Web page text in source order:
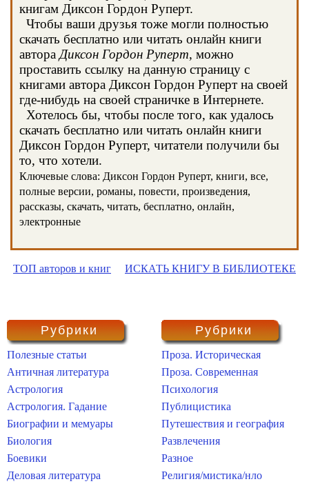
книгам Диксон Гордон Руперт.
Чтобы ваши друзья тоже могли полностью
скачать бесплатно или читать онлайн книги
автора Диксон Гордон Руперт, можно
проставить ссылку на данную страницу с
книгами автора Диксон Гордон Руперт на своей
где-нибудь на своей страничке в Интернете.
Хотелось бы, чтобы после того, как удалось
скачать бесплатно или читать онлайн книги
Диксон Гордон Руперт, читатели получили бы
то, что хотели.
Ключевые слова: Диксон Гордон Руперт, книги, все,
полные версии, романы, повести, произведения,
рассказы, скачать, читать, бесплатно, онлайн,
электронные
ТОП авторов и книг ИСКАТЬ КНИГУ В БИБЛИОТЕКЕ
Рубрики
Полезные статьи
Античная литература
Астрология
Астрология. Гадание
Биографии и мемуары
Биология
Боевики
Деловая литература
Рубрики
Проза. Историческая
Проза. Современная
Психология
Публицистика
Путешествия и география
Развлечения
Разное
Религия/мистика/нло